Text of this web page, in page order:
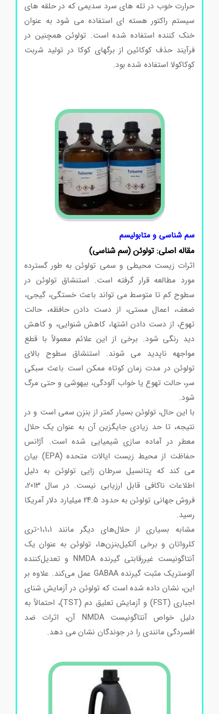
حرارت خوب در تله های سرد سدیمی که در حلقه های
سیستم راکتور هسته ای استفاده می شود به عنوان
خنک کننده استفاده شده است. تولوئن همچنین در
فرآیند حذف کوکائین از برگهای کوکا در تولید شربت
کوکاکولا استفاده شده بود.خرید و فروش تولوئن خرید
سم شناسی و متابولیسم
مقاله اصلی: تولوئن (سم شناسی)
اثرات زیست محیطی و سمی تولوئن به طور گسترده
مورد مطالعه قرار گرفته است. استنشاق تولوئن در
سطوح کم تا متوسط می تواند باعث خستگی، گیجی،
ضعف، اعمال مستی، از دست دادن حافظه، حالت
تهوع، از دست دادن اشتها، کاهش شنوایی، و کاهش
دید رنگی شود. برخی از این علائم معمولاً با قطع
مواجهه ناپدید می شوند. استنشاق سطوح بالای
تولوئن در مدت زمان کوتاه ممکن است باعث سبکی
سر، حالت تهوع یا خواب آلودگی، بیهوشی و حتی مرگ
شود.
با این حال، تولوئن بسیار کمتر از بنزن سمی است و در
نتیجه، تا حد زیادی جایگزین آن به عنوان یک حلال
معطر در آماده سازی شیمیایی شده است. آژانس
حفاظت از محیط زیست ایالات متحده (EPA) بیان
می کند که پتانسیل سرطان زایی تولوئن به دلیل
اطلاعات ناکافی قابل ارزیابی نیست. در سال 2013،
فروش جهانی تولوئن به حدود 24.5 میلیارد دلار آمریکا
رسید.
مشابه بسیاری از حلال‌های دیگر مانند 1،1،1-تری
کلرواتان و برخی آلکیل‌بنزن‌ها، تولوئن به عنوان یک
آنتاگونیست غیررقابتی گیرنده NMDA و تعدیل‌کننده
آلوستریک مثبت گیرنده GABAA عمل می‌کند. علاوه بر
این، نشان داده شده است که تولوئن در آزمایش شنای
اجباری (FST) و آزمایش تعلیق دم (TST)، احتمالاً به
دلیل خواص آنتاگونیست NMDA آن، اثرات ضد
افسردگی مانندی را در جوندگان نشان می دهد.خرید و